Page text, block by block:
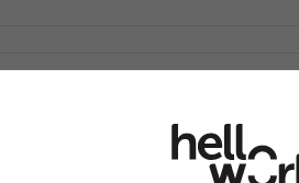
Particuliers en